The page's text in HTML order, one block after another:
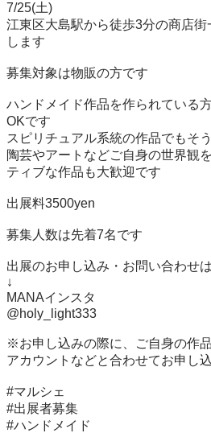
7/25(土)
江東区大島駅から徒歩3分の商店街
します
募集対象は物販の方です
ハンドメイド作品を作られている
OKです
スピリチュアル系統の作品でもそ
陶芸やアートなどご自身の世界観
ティブな作品も大歓迎です
出展料3500yen
募集人数は先着7名です
出展のお申し込み・お問い合わせは
↓
MANAインスタ
@holy_light333
※お申し込みの際に、ご自身の作
アカウントなどと合わせてお申し
#マルシェ
#出展者募集
#ハンドメイド